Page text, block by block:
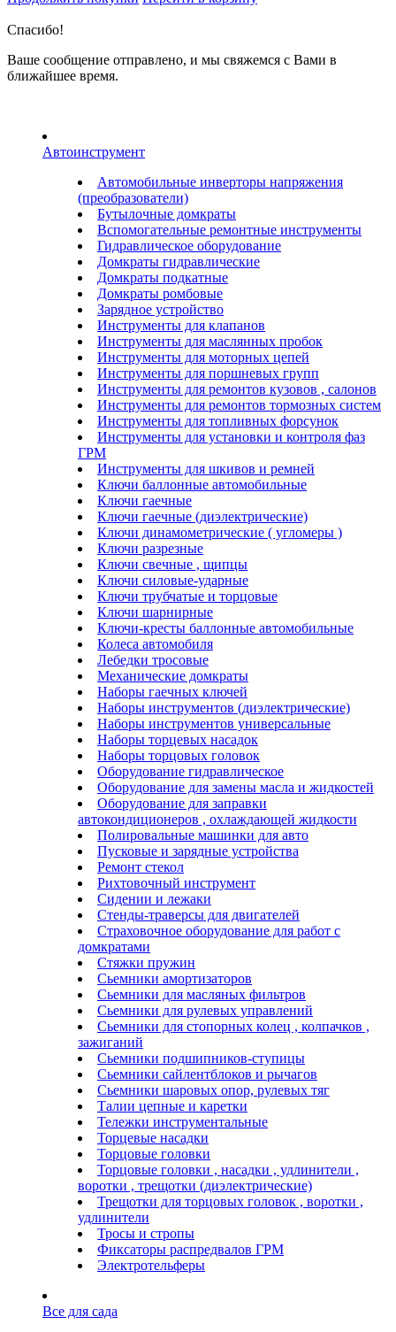
Спасибо!
Ваше сообщение отправлено, и мы свяжемся с Вами в
ближайшее время.
Автоинструмент
Автомобильные инверторы напряжения
(преобразователи)
Бутылочные домкраты
Вспомогательные ремонтные инструменты
Гидравлическое оборудование
Домкраты гидравлические
Домкраты подкатные
Домкраты ромбовые
Зарядное устройство
Инструменты для клапанов
Инструменты для маслянных пробок
Инструменты для моторных цепей
Инструменты для поршневых групп
Инструменты для ремонтов кузовов , салонов
Инструменты для ремонтов тормозных систем
Инструменты для топливных форсунок
Инструменты для установки и контроля фаз
ГРМ
Инструменты для шкивов и ремней
Ключи баллонные автомобильные
Ключи гаечные
Ключи гаечные (диэлектрические)
Ключи динамометрические ( угломеры )
Ключи разрезные
Ключи свечные , щипцы
Ключи силовые-ударные
Ключи трубчатые и торцовые
Ключи шарнирные
Ключи-кресты баллонные автомобильные
Колеса автомобиля
Лебедки тросовые
Механические домкраты
Наборы гаечных ключей
Наборы инструментов (диэлектрические)
Наборы инструментов универсальные
Наборы торцевых насадок
Наборы торцовых головок
Оборудование гидравлическое
Оборудование для замены масла и жидкостей
Оборудование для заправки
автокондиционеров , охлаждающей жидкости
Полировальные машинки для авто
Пусковые и зарядные устройства
Ремонт стекол
Рихтовочный инструмент
Сидении и лежаки
Стенды-траверсы для двигателей
Страховочное оборудование для работ с
домкратами
Стяжки пружин
Сьемники амортизаторов
Сьемники для масляных фильтров
Сьемники для рулевых управлений
Сьемники для стопорных колец , колпачков ,
зажиганий
Сьемники подшипников-ступицы
Сьемники сайлентблоков и рычагов
Сьемники шаровых опор, рулевых тяг
Талии цепные и каретки
Тележки инструментальные
Торцевые насадки
Торцовые головки
Торцовые головки , насадки , удлинители ,
воротки , трещотки (диэлектрические)
Трещотки для торцовых головок , воротки ,
удлинители
Тросы и стропы
Фиксаторы распредвалов ГРМ
Электротельферы
Все для сада